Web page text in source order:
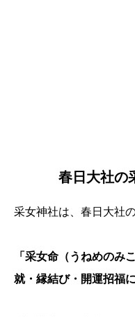
春日大社の
采女神社は、春日大社
「采女命（うねめのみ
就・縁結び・開運招福